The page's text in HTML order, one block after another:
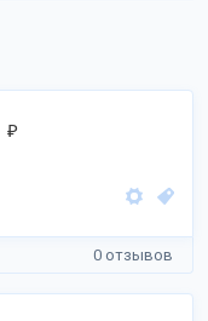
₽
0 отзывов